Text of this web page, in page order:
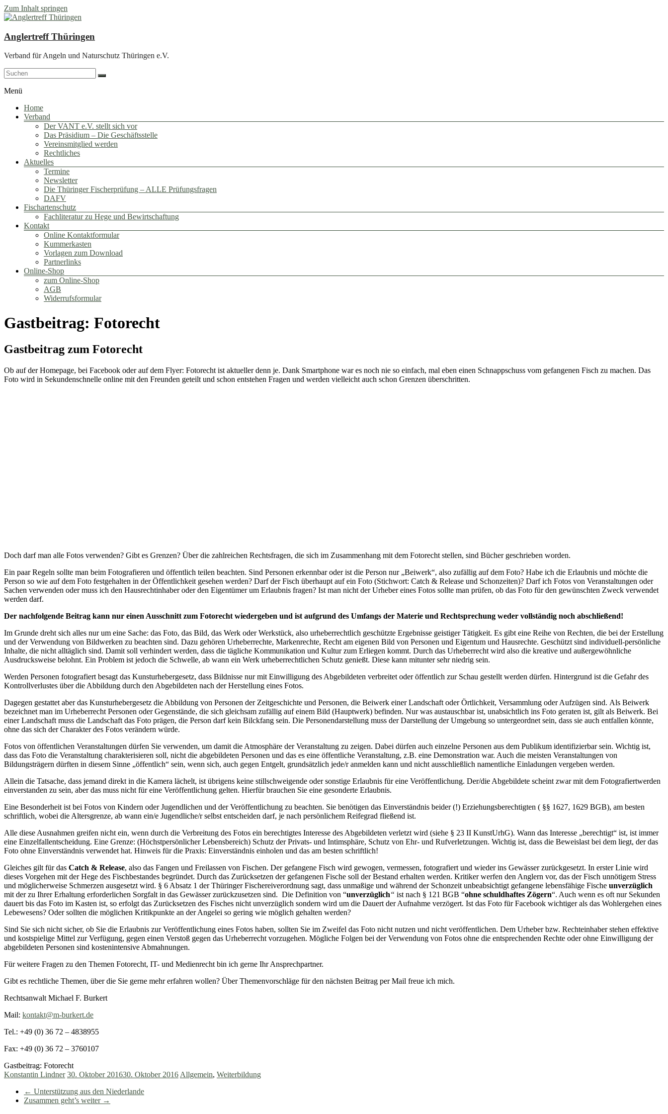
Zum Inhalt springen
Anglertreff Thüringen
Verband für Angeln und Naturschutz Thüringen e.V.
Menü
Home
Verband
Der VANT e.V. stellt sich vor
Das Präsidium – Die Geschäftsstelle
Vereinsmitglied werden
Rechtliches
Aktuelles
Termine
Newsletter
Die Thüringer Fischerprüfung – ALLE Prüfungsfragen
DAFV
Fischartenschutz
Fachliteratur zu Hege und Bewirtschaftung
Kontakt
Online Kontaktformular
Kummerkasten
Vorlagen zum Download
Partnerlinks
Online-Shop
zum Online-Shop
AGB
Widerrufsformular
Gastbeitrag: Fotorecht
Gastbeitrag zum Fotorecht
Ob auf der Homepage, bei Facebook oder auf dem Flyer: Fotorecht ist aktueller denn je. Dank Smartphone war es noch nie so einfach, mal eben einen Schnappschuss vom gefangenen Fisch zu machen. Das
Foto wird in Sekundenschnelle online mit den Freunden geteilt und schon entstehen Fragen und werden vielleicht auch schon Grenzen überschritten.
Doch darf man alle Fotos verwenden? Gibt es Grenzen? Über die zahlreichen Rechtsfragen, die sich im Zusammenhang mit dem Fotorecht stellen, sind Bücher geschrieben worden.
Ein paar Regeln sollte man beim Fotografieren und öffentlich teilen beachten. Sind Personen erkennbar oder ist die Person nur „Beiwerk“, also zufällig auf dem Foto? Habe ich die Erlaubnis und möchte die
Person so wie auf dem Foto festgehalten in der Öffentlichkeit gesehen werden? Darf der Fisch überhaupt auf ein Foto (Stichwort: Catch & Release und Schonzeiten)? Darf ich Fotos von Veranstaltungen oder
Sachen verwenden oder muss ich den Hausrechtinhaber oder den Eigentümer um Erlaubnis fragen? Ist man nicht der Urheber eines Fotos sollte man prüfen, ob das Foto für den gewünschten Zweck verwendet
werden darf.
Der nachfolgende Beitrag kann nur einen Ausschnitt zum Fotorecht wiedergeben und ist aufgrund des Umfangs der Materie und Rechtsprechung weder vollständig noch abschließend!
Im Grunde dreht sich alles nur um eine Sache: das Foto, das Bild, das Werk oder Werkstück, also urheberrechtlich geschützte Ergebnisse geistiger Tätigkeit. Es gibt eine Reihe von Rechten, die bei der Erstellung
und der Verwendung von Bildwerken zu beachten sind. Dazu gehören Urheberrechte, Markenrechte, Recht am eigenen Bild von Personen und Eigentum und Hausrechte. Geschützt sind individuell-persönliche
Inhalte, die nicht alltäglich sind. Damit soll verhindert werden, dass die tägliche Kommunikation und Kultur zum Erliegen kommt. Durch das Urheberrecht wird also die kreative und außergewöhnliche
Ausdrucksweise belohnt. Ein Problem ist jedoch die Schwelle, ab wann ein Werk urheberrechtlichen Schutz genießt. Diese kann mitunter sehr niedrig sein.
Werden Personen fotografiert besagt das Kunsturhebergesetz, dass Bildnisse nur mit Einwilligung des Abgebildeten verbreitet oder öffentlich zur Schau gestellt werden dürfen. Hintergrund ist die Gefahr des
Kontrollverlustes über die Abbildung durch den Abgebildeten nach der Herstellung eines Fotos.
Dagegen gestattet aber das Kunsturhebergesetz die Abbildung von Personen der Zeitgeschichte und Personen, die Beiwerk einer Landschaft oder Örtlichkeit, Versammlung oder Aufzügen sind. Als Beiwerk
bezeichnet man im Urheberrecht Personen oder Gegenstände, die sich gleichsam zufällig auf einem Bild (Hauptwerk) befinden. Nur was austauschbar ist, unabsichtlich ins Foto geraten ist, gilt als Beiwerk. Bei
einer Landschaft muss die Landschaft das Foto prägen, die Person darf kein Bilckfang sein. Die Personendarstellung muss der Darstellung der Umgebung so untergeordnet sein, dass sie auch entfallen könnte,
ohne das sich der Charakter des Fotos verändern würde.
Fotos von öffentlichen Veranstaltungen dürfen Sie verwenden, um damit die Atmosphäre der Veranstaltung zu zeigen. Dabei dürfen auch einzelne Personen aus dem Publikum identifizierbar sein. Wichtig ist,
dass das Foto die Veranstaltung charakterisieren soll, nicht die abgebildeten Personen und das es eine öffentliche Veranstaltung, z.B. eine Demonstration war. Auch die meisten Veranstaltungen von
Bildungsträgern dürften in diesem Sinne „öffentlich“ sein, wenn sich, auch gegen Entgelt, grundsätzlich jede/r anmelden kann und nicht ausschließlich namentliche Einladungen vergeben werden.
Allein die Tatsache, dass jemand direkt in die Kamera lächelt, ist übrigens keine stillschweigende oder sonstige Erlaubnis für eine Veröffentlichung. Der/die Abgebildete scheint zwar mit dem Fotografiertwerden
einverstanden zu sein, aber das muss nicht für eine Veröffentlichung gelten. Hierfür brauchen Sie eine gesonderte Erlaubnis.
Eine Besonderheit ist bei Fotos von Kindern oder Jugendlichen und der Veröffentlichung zu beachten. Sie benötigen das Einverständnis beider (!) Erziehungsberechtigten ( §§ 1627, 1629 BGB), am besten
schriftlich, wobei die Altersgrenze, ab wann ein/e Jugendliche/r selbst entscheiden darf, je nach persönlichem Reifegrad fließend ist.
Alle diese Ausnahmen greifen nicht ein, wenn durch die Verbreitung des Fotos ein berechtigtes Interesse des Abgebildeten verletzt wird (siehe § 23 II KunstUrhG). Wann das Interesse „berechtigt“ ist, ist immer
eine Einzelfallentscheidung. Eine Grenze: (Höchstpersönlicher Lebensbereich) Schutz der Privats- und Intimsphäre, Schutz von Ehr- und Rufverletzungen. Wichtig ist, dass die Beweislast bei dem liegt, der das
Foto ohne Einverständnis verwendet hat. Hinweis für die Praxis: Einverständnis einholen und das am besten schriftlich!
Gleiches gilt für das Catch & Release, also das Fangen und Freilassen von Fischen. Der gefangene Fisch wird gewogen, vermessen, fotografiert und wieder ins Gewässer zurückgesetzt. In erster Linie wird
dieses Vorgehen mit der Hege des Fischbestandes begründet. Durch das Zurücksetzen der gefangenen Fische soll der Bestand erhalten werden. Kritiker werfen den Anglern vor, das der Fisch unnötigem Stress
und möglicherweise Schmerzen ausgesetzt wird. § 6 Absatz 1 der Thüringer Fischereiverordnung sagt, dass unmaßige und während der Schonzeit unbeabsichtigt gefangene lebensfähige Fische unverzüglich
mit der zu Ihrer Erhaltung erforderlichen Sorgfalt in das Gewässer zurückzusetzen sind. Die Definition von “unverzüglich“ ist nach § 121 BGB “ohne schuldhaftes Zögern“. Auch wenn es oft nur Sekunden
dauert bis das Foto im Kasten ist, so erfolgt das Zurücksetzen des Fisches nicht unverzüglich sondern wird um die Dauert der Aufnahme verzögert. Ist das Foto für Facebook wichtiger als das Wohlergehen eines
Lebewesens? Oder sollten die möglichen Kritikpunkte an der Angelei so gering wie möglich gehalten werden?
Sind Sie sich nicht sicher, ob Sie die Erlaubnis zur Veröffentlichung eines Fotos haben, sollten Sie im Zweifel das Foto nicht nutzen und nicht veröffentlichen. Dem Urheber bzw. Rechteinhaber stehen effektive
und kostspielige Mittel zur Verfügung, gegen einen Verstoß gegen das Urheberrecht vorzugehen. Mögliche Folgen bei der Verwendung von Fotos ohne die entsprechenden Rechte oder ohne Einwilligung der
abgebildeten Personen sind kostenintensive Abmahnungen.
Für weitere Fragen zu den Themen Fotorecht, IT- und Medienrecht bin ich gerne Ihr Ansprechpartner.
Gibt es rechtliche Themen, über die Sie gerne mehr erfahren wollen? Über Themenvorschläge für den nächsten Beitrag per Mail freue ich mich.
Rechtsanwalt Michael F. Burkert
Mail: kontakt@m-burkert.de
Tel.: +49 (0) 36 72 – 4838955
Fax: +49 (0) 36 72 – 3760107
Gastbeitrag: Fotorecht
Konstantin Lindner 30. Oktober 201630. Oktober 2016 Allgemein, Weiterbildung
← Unterstützung aus den Niederlande
Zusammen geht’s weiter →